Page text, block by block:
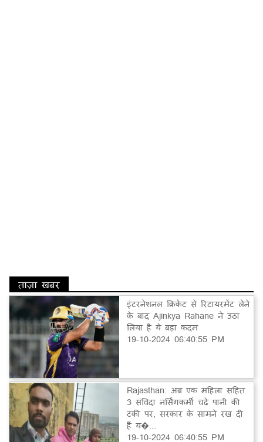
ताज़ा खबर
इंटरनेशनल क्रिकेट से रिटायरमेंट लेने
के बाद Ajinkya Rahane ने उठा
लिया है ये बड़ा कदम
19-10-2024 06:40:55 PM
Rajasthan: अब एक महिला सहित
3 संविदा नर्सिंगकर्मी चढ़े पानी की
टंकी पर, सरकार के सामने रख दी
हैं य�...
19-10-2024 06:40:55 PM